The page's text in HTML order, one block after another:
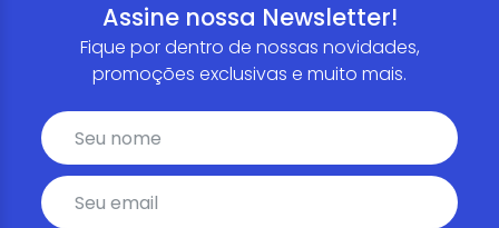
Assine nossa Newsletter!
Fique por dentro de nossas novidades,
promoções exclusivas e muito mais.